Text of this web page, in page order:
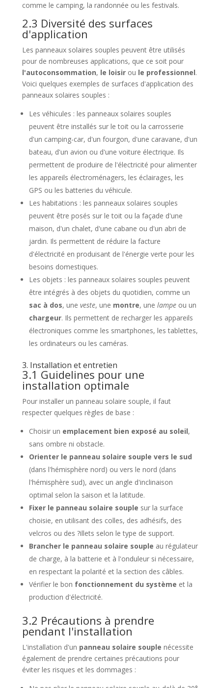
comme le camping, la randonnée ou les festivals.
2.3 Diversité des surfaces
d'application
Les panneaux solaires souples peuvent être utilisés
pour de nombreuses applications, que ce soit pour
l'autoconsommation, le loisirou le professionnel.
Voici quelques exemples de surfaces d'application des
panneaux solaires souples :
Les véhicules : les panneaux solaires souples
peuvent être installés sur le toit ou la carrosserie
d'un camping-car, d'un fourgon, d'une caravane, d'un
bateau, d'un avion ou d'une voiture électrique. Ils
permettent de produire de l'électricité pour alimenter
les appareils électroménagers, les éclairages, les
GPS ou les batteries du véhicule.
Les habitations : les panneaux solaires souples
peuvent être posés sur le toit ou la façade d'une
maison, d'un chalet, d'une cabane ou d'un abri de
jardin. Ils permettent de réduire la facture
d'électricité en produisant de l'énergie verte pour les
besoins domestiques.
Les objets : les panneaux solaires souples peuvent
être intégrés à des objets du quotidien, comme un
sac à dos, une veste, une montre, une lampeou un
chargeur. Ils permettent de recharger les appareils
électroniques comme les smartphones, les tablettes,
les ordinateurs ou les caméras.
3. Installation et entretien
3.1 Guidelines pour une
installation optimale
Pour installer un panneau solaire souple, il faut
respecter quelques règles de base :
Choisir un emplacement bien exposé au soleil,
sans ombre ni obstacle.
Orienter le panneau solaire souple vers le sud
(dans l'hémisphère nord) ou vers le nord (dans
l'hémisphère sud), avec un angle d'inclinaison
optimal selon la saison et la latitude.
Fixer le panneau solaire souple sur la surface
choisie, en utilisant des colles, des adhésifs, des
velcros ou des ?illets selon le type de support.
Brancher le panneau solaire souple au régulateur
de charge, à la batterie et à l'onduleur si nécessaire,
en respectant la polarité et la section des câbles.
Vérifier le bon fonctionnement du système et la
production d'électricité.
3.2 Précautions à prendre
pendant l'installation
L'installation d'un panneau solaire souple nécessite
également de prendre certaines précautions pour
éviter les risques et les dommages :